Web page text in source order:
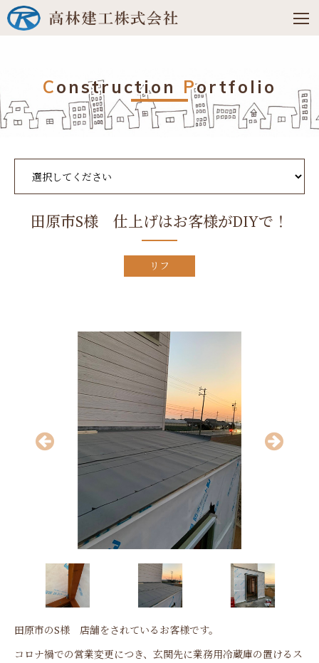
Construction Portfolio
田原市S様 仕上げはお客様がDIYで！
リフ
田原市のS様 店舗をされているお客様です。
コロナ禍での営業変更につき、玄関先に業務用冷蔵庫の置けるス